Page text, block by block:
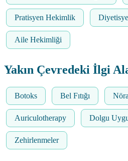
Pratisyen Hekimlik
Aile Hekimliği
Yakın Çevredeki İlgi
Botoks Bel Fıtığı
Auriculotherapy Dolgu
Zehirlenmeler